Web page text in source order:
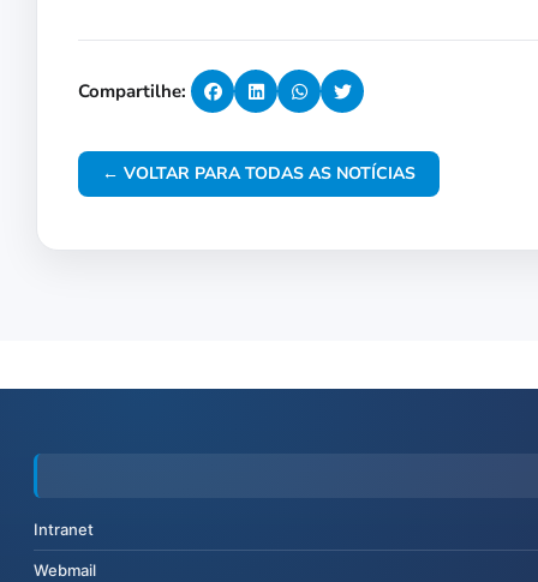
Compartilhe:
← VOLTAR PARA TODAS AS NOTÍCIAS
Intranet
Webmail